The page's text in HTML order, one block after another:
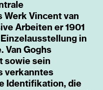
Werk Vincent van
Arbeiten er 1901
in
Van Goghs
sowie sein
verkanntes
Identifikation, die